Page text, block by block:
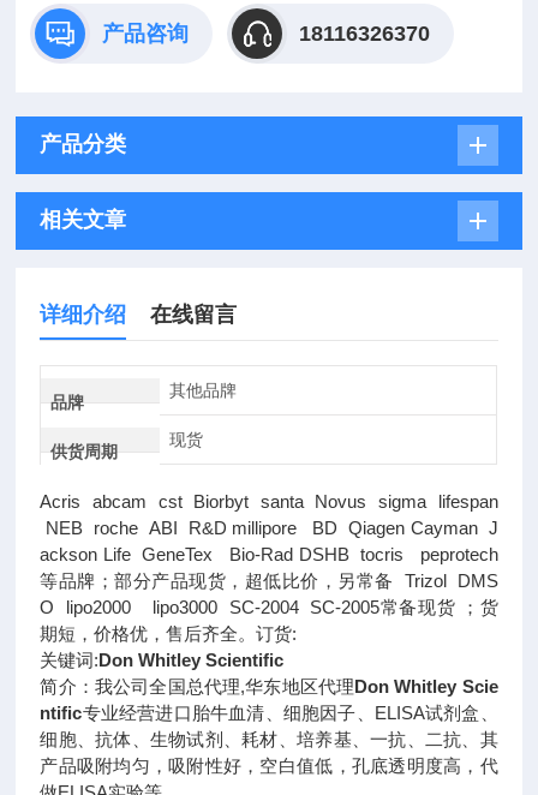
产品咨询 18116326370
产品分类
相关文章
详细介绍 在线留言
品牌
其他品牌
供货周期
现货
Acris abcam cst Biorbyt santa Novus sigma lifespan
NEB roche ABI R&D millipore BD Qiagen Cayman J
ackson Life GeneTex Bio-Rad DSHB tocris peprotech
等品牌；部分产品现货，超低比价，另常备 Trizol DMS
O lipo2000 lipo3000 SC-2004 SC-2005常备现货 ；货
期短，价格优，售后齐全。订货:
关键词:Don Whitley Scientific
简介：我公司全国总代理,华东地区代理Don Whitley Scie
ntific专业经营进口胎牛血清、细胞因子、ELISA试剂盒、
细胞、抗体、生物试剂、耗材、培养基、一抗、二抗、其
产品吸附均匀，吸附性好，空白值低，孔底透明度高，代